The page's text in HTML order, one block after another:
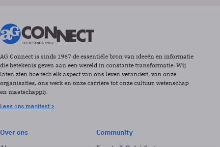
AG Connect is sinds 1967 de essentiële bron van ideeën en informatie
die betekenis geven aan een wereld in constante transformatie. Wij
laten zien hoe tech elk aspect van ons leven verandert, van onze
organisaties, ons werk en onze carrière tot onze cultuur, wetenschap
en maatschappij.
Lees ons manifest >
Over ons
Community